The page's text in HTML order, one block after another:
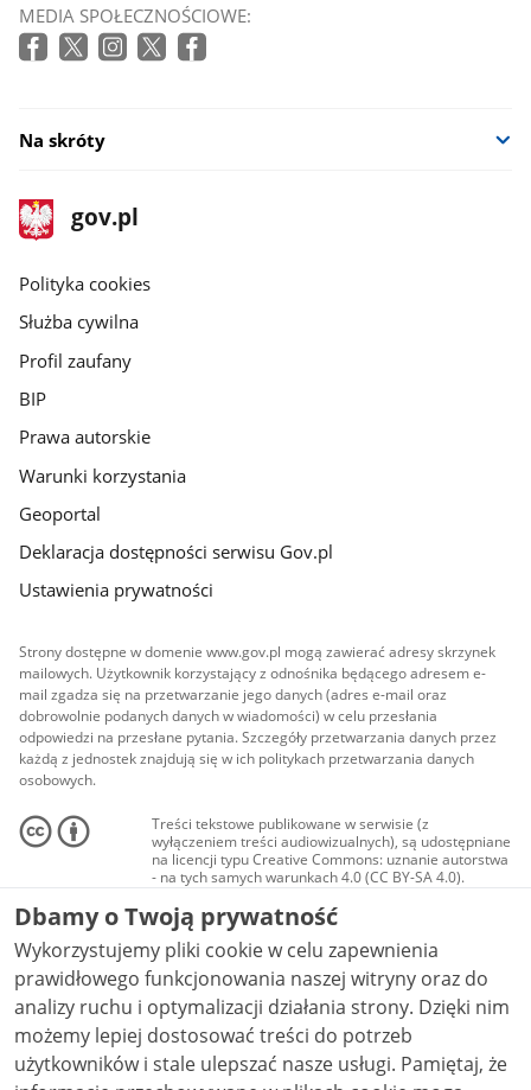
MEDIA SPOŁECZNOŚCIOWE:
Na skróty
stopka
gov.pl
Strona
gov.pl
gov.pl
Polityka cookies
Służba cywilna
Profil zaufany
BIP
Prawa autorskie
Warunki korzystania
Geoportal
Deklaracja dostępności serwisu Gov.pl
Ustawienia prywatności
Strony dostępne w domenie www.gov.pl mogą zawierać adresy skrzynek
mailowych. Użytkownik korzystający z odnośnika będącego adresem e-
mail zgadza się na przetwarzanie jego danych (adres e-mail oraz
dobrowolnie podanych danych w wiadomości) w celu przesłania
odpowiedzi na przesłane pytania. Szczegóły przetwarzania danych przez
każdą z jednostek znajdują się w ich politykach przetwarzania danych
osobowych.
Treści tekstowe publikowane w serwisie (z
wyłączeniem treści audiowizualnych), są udostępniane
na licencji typu Creative Commons: uznanie autorstwa
- na tych samych warunkach 4.0 (CC BY-SA 4.0).
Materiały audiowizualne, w tym zdjęcia, materiały
audio i wideo, są udostępniane na licencji typu
Creative Commons: uznanie autorstwa użycie
niekomercyjne - bez utworów zależnych 4.0 (CC BY-
NC-ND 4.0), o ile nie jest to stwierdzone inaczej.
Dbamy o Twoją prywatność
Wykorzystujemy pliki cookie w celu zapewnienia
prawidłowego funkcjonowania naszej witryny oraz do
analizy ruchu i optymalizacji działania strony. Dzięki nim
możemy lepiej dostosować treści do potrzeb
użytkowników i stale ulepszać nasze usługi. Pamiętaj, że